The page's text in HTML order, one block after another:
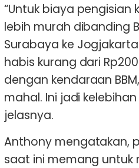
“Untuk biaya pengisian
lebih murah dibanding
Surabaya ke
habis kurang dari
dengan kendaraan
mahal. Ini jadi
jelasnya.
Anthony mengatakan,
saat ini memang untuk